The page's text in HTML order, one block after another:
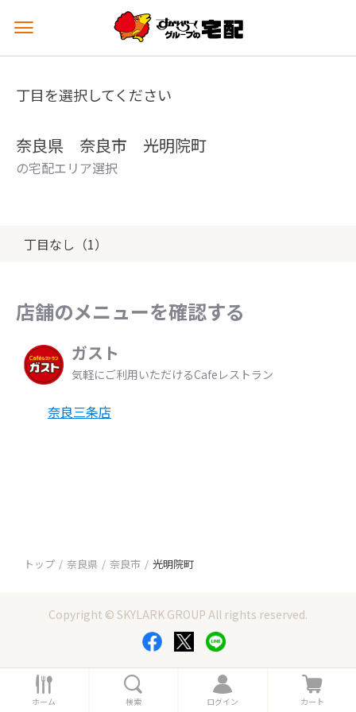
メ
ュ
を
丁目を選択してください
奈良県 奈良市 光明院町
の宅配エリア選択
丁目なし（1）
店舗のメニューを確認する
ガスト
気軽にご利用いただけるCafeレストラン
奈良三条店
トップ 奈良県 奈良市 光明院町
Copyright © SKYLARK GROUP All rights reserved.
ホ
ー
ホーム 索
検索
ロ
グ
ログイン
カ
ー
カート